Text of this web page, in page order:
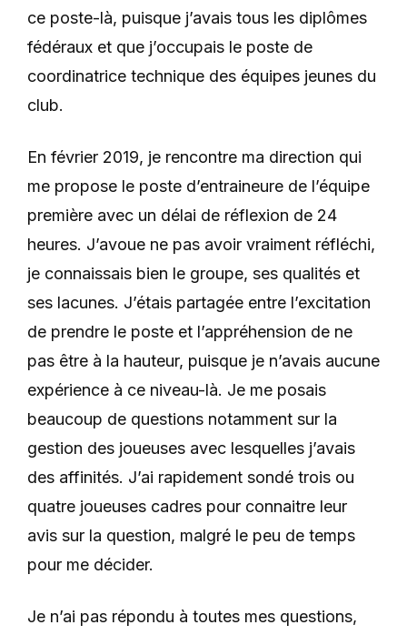
ce poste-là, puisque j’avais tous les diplômes
fédéraux et que j’occupais le poste de
coordinatrice technique des équipes jeunes du
club.
En février 2019, je rencontre ma direction qui
me propose le poste d’entraineure de l’équipe
première avec un délai de réflexion de 24
heures. J’avoue ne pas avoir vraiment réfléchi,
je connaissais bien le groupe, ses qualités et
ses lacunes. J’étais partagée entre l’excitation
de prendre le poste et l’appréhension de ne
pas être à la hauteur, puisque je n’avais aucune
expérience à ce niveau-là. Je me posais
beaucoup de questions notamment sur la
gestion des joueuses avec lesquelles j’avais
des affinités. J’ai rapidement sondé trois ou
quatre joueuses cadres pour connaitre leur
avis sur la question, malgré le peu de temps
pour me décider.
Je n’ai pas répondu à toutes mes questions,